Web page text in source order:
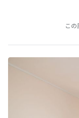
こ